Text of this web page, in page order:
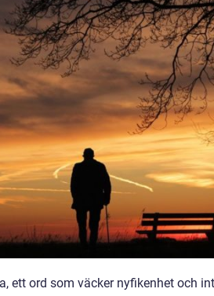
ett ord som väcker nyfikenhet och